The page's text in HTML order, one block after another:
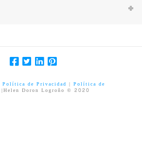
Política de Privacidad | Política de
|Helen Doron Logroño © 2020